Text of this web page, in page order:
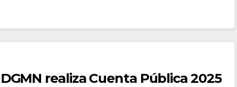
DGMN realiza Cuenta Pública 2025